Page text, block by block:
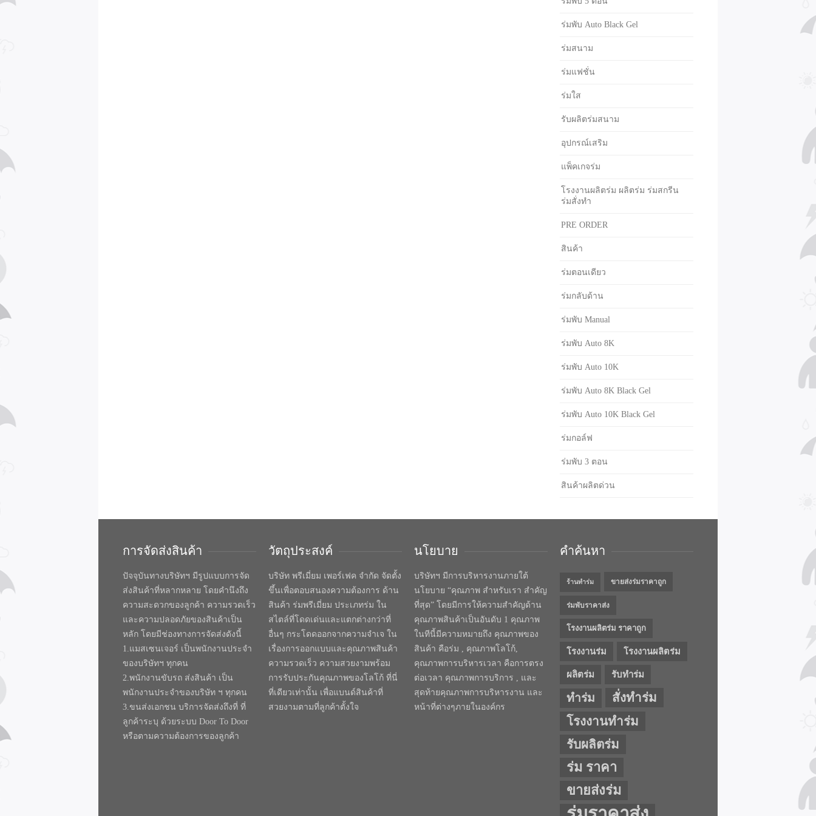
ร่มพับ Auto Black Gel
ร่มสนาม
ร่มแฟชั่น
ร่มใส
รับผลิตร่มสนาม
อุปกรณ์เสริม
แพ็คเกจร่ม
โรงงานผลิตร่ม ผลิตร่ม ร่มสกรีน
ร่มสั่งทำ
PRE ORDER
สินค้า
ร่มตอนเดียว
ร่มกลับด้าน
ร่มพับ Manual
ร่มพับ Auto 8K
ร่มพับ Auto 10K
ร่มพับ Auto 8K Black Gel
ร่มพับ Auto 10K Black Gel
ร่มกอล์ฟ
ร่มพับ 3 ตอน
สินค้าผลิตด่วน
การจัดส่งสินค้า
ปัจจุบันทางบริษัทฯ มีรูปแบบการจัด
ส่งสินค้าที่หลากหลาย โดยคำนึงถึง
ความสะดวกของลูกค้า ความรวดเร็ว
และความปลอดภัยของสินค้าเป็น
หลัก โดยมีช่องทางการจัดส่งดังนี้
1.แมสเซนเจอร์ เป็นพนักงานประจำ
ของบริษัทฯ ทุกคน
2.พนักงานขับรถ ส่งสินค้า เป็น
พนักงานประจำของบริษัท ฯ ทุกคน
3.ขนส่งเอกชน บริการจัดส่งถึงที่ ที่
ลูกค้าระบุ ด้วยระบบ Door To Door
หรือตามความต้องการของลูกค้า
วัตถุประสงค์
บริษัท พรีเมี่ยม เพอร์เฟค จำกัด จัดตั้ง
ขึ้นเพื่อตอบสนองความต้องการ ด้าน
สินค้า ร่มพรีเมี่ยม ประเภทร่ม ใน
สไตล์ที่โดดเด่นและแตกต่างกว่าที่
อื่นๆ กระโดดออกจากความจำเจ ใน
เรื่องการออกแบบและคุณภาพสินค้า
ความรวดเร็ว ความสวยงามพร้อม
การรับประกันคุณภาพของโลโก้ ที่นี่
ที่เดียวเท่านั้น เพื่อแบนด์สินค้าที่
สวยงามตามที่ลูกค้าตั้งใจ
นโยบาย
บริษัทฯ มีการบริหารงานภายใต้
นโยบาย “คุณภาพ สำหรับเรา สำคัญ
ที่สุด” โดยมีการให้ความสำคัญด้าน
คุณภาพสินค้าเป็นอันดับ 1 คุณภาพ
ในทีนี้มีความหมายถึง คุณภาพของ
สินค้า คือร่ม , คุณภาพโลโก้,
คุณภาพการบริหารเวลา คือการตรง
ต่อเวลา คุณภาพการบริการ , และ
สุดท้ายคุณภาพการบริหารงาน และ
หน้าที่ต่างๆภายในองค์กร
คำค้นหา
ร้านทำร่ม ขายส่งร่มราคาถูก
ร่มพับราคาส่ง
โรงงานผลิตร่ม ราคาถูก
โรงงานร่ม โรงงานผลิตร่ม
ผลิตร่ม รับทำร่ม
ทำร่ม
สั่งทำร่ม
โรงงานทำร่ม
รับผลิตร่ม
ร่ม ราคา
ขายส่งร่ม